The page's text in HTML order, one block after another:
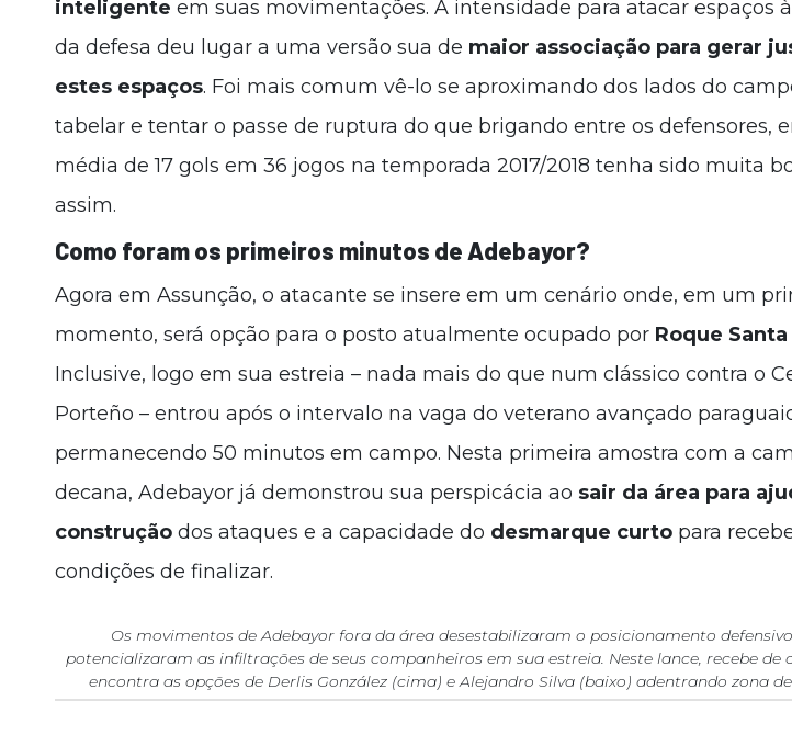
inteligente em suas movimentações. A intensidade para atacar espaços
da defesa deu lugar a uma versão sua de maior associação para gerar
estes espaços. Foi mais comum vê-lo se aproximando dos lados do
tabelar e tentar o passe de ruptura do que brigando entre os defensores,
média de 17 gols em 36 jogos na temporada 2017/2018 tenha sido muita
assim.
Como foram os primeiros minutos de Adebayor?
Agora em Assunção, o atacante se insere em um cenário onde, em um
momento, será opção para o posto atualmente ocupado por Roque Santa
Inclusive, logo em sua estreia – nada mais do que num clássico contra o
Porteño – entrou após o intervalo na vaga do veterano avançado
permanecendo 50 minutos em campo. Nesta primeira amostra com a
decana, Adebayor já demonstrou sua perspicácia ao sair da área para
construção dos ataques e a capacidade do desmarque curto para
condições de finalizar.
Os movimentos de Adebayor fora da área desestabilizaram o posicionamento
potencializaram as infiltrações de seus companheiros em sua estreia. Neste lance, recebe de
encontra as opções de Derlis González (cima) e Alejandro Silva (baixo) adentrando zona